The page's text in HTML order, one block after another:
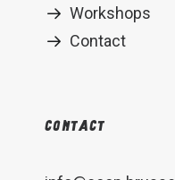
Workshops
Contact
Contact